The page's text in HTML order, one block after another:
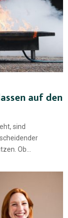
auf den
sind
Ob...